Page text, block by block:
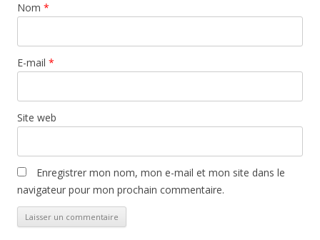
Nom *
E-mail *
Site web
Enregistrer mon nom, mon e-mail et mon site dans le
navigateur pour mon prochain commentaire.